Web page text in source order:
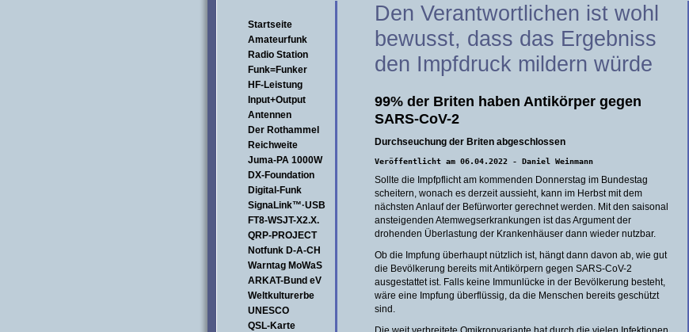
Startseite
Amateurfunk
Radio Station
Funk=Funker
HF-Leistung
Input+Output
Antennen
Der Rothammel
Reichweite
Juma-PA 1000W
DX-Foundation
Digital-Funk
SignaLink™·USB
FT8-WSJT-X2.X.
QRP-PROJECT
Notfunk D-A-CH
Warntag MoWaS
ARKAT-Bund eV
Weltkulturerbe
UNESCO
QSL-Karte
Den Verantwortlichen ist wohl
bewusst, dass das Ergebniss
den Impfdruck mildern würde
99% der Briten haben Antikörper gegen
SARS-CoV-2
Durchseuchung der Briten abgeschlossen
Veröffentlicht am 06.04.2022 - Daniel Weinmann
Sollte die Impfpflicht am kommenden Donnerstag im Bundestag
scheitern, wonach es derzeit aussieht, kann im Herbst mit dem
nächsten Anlauf der Befürworter gerechnet werden. Mit den saisonal
ansteigenden Atemwegserkrankungen ist das Argument der
drohenden Überlastung der Krankenhäuser dann wieder nutzbar.
Ob die Impfung überhaupt nützlich ist, hängt dann davon ab, wie gut
die Bevölkerung bereits mit Antikörpern gegen SARS-CoV-2
ausgestattet ist. Falls keine Immunlücke in der Bevölkerung besteht,
wäre eine Impfung überflüssig, da die Menschen bereits geschützt
sind.